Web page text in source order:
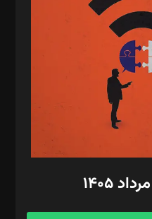
فکرانه، فائزه فتحی
لطفی زاده